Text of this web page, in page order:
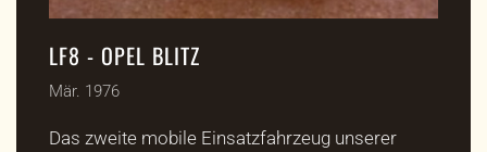
LF8 - OPEL BLITZ
Mär. 1976
Das zweite mobile Einsatzfahrzeug unserer